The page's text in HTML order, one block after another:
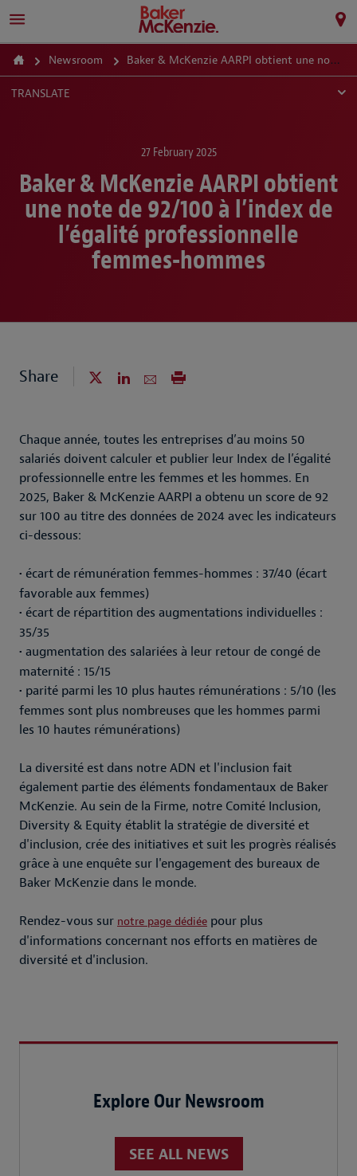
Newsroom Baker & McKenzie AARPI obtient une note de 92/100 à l’index de l’égalité professionnelle femmes-hommes
TRANSLATE
27 February 2025
Baker & McKenzie AARPI obtient
une note de 92/100 à l’index de
l’égalité professionnelle
femmes-hommes
Share
Chaque année, toutes les entreprises d’au moins 50
salariés doivent calculer et publier leur Index de l’égalité
professionnelle entre les femmes et les hommes. En
2025, Baker & McKenzie AARPI a obtenu un score de 92
sur 100 au titre des données de 2024 avec les indicateurs
ci-dessous:
• écart de rémunération femmes-hommes : 37/40 (écart
favorable aux femmes)
• écart de répartition des augmentations individuelles :
35/35
• augmentation des salariées à leur retour de congé de
maternité : 15/15
• parité parmi les 10 plus hautes rémunérations : 5/10 (les
femmes sont plus nombreuses que les hommes parmi
les 10 hautes rémunérations)
La diversité est dans notre ADN et l'inclusion fait
également partie des éléments fondamentaux de Baker
McKenzie. Au sein de la Firme, notre Comité Inclusion,
Diversity & Equity établit la stratégie de diversité et
d'inclusion, crée des initiatives et suit les progrès réalisés
grâce à une enquête sur l'engagement des bureaux de
Baker McKenzie dans le monde.
Rendez-vous sur notre page dédiée pour plus
d'informations concernant nos efforts en matières de
diversité et d'inclusion.
Explore Our Newsroom
SEE ALL NEWS